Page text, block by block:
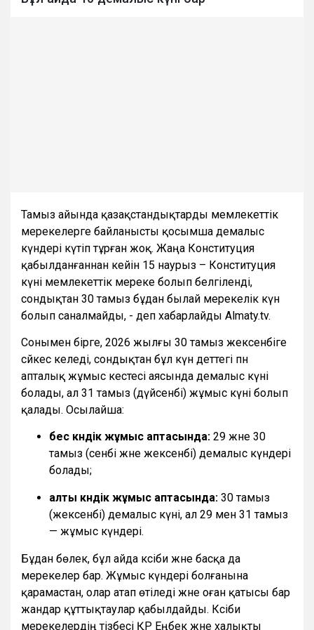
Тамыз айында қазақстандықтарды мемлекеттік
мерекелерге байланысты қосымша демалыс
күндері күтіп тұрған жоқ. Жаңа Конституция
қабылданғаннан кейін 15 наурыз – Конституция
күні мемлекеттік мереке болып белгіленді,
сондықтан 30 тамыз бұдан былай мерекелік күн
болып саналмайды, - деп хабарлайды Almaty.tv.
Сонымен бірге, 2026 жылғы 30 тамыз жексенбіге
сәйкес келеді, сондықтан бұл күн әдеттегі пән
апталық жұмыс кестесі аясында демалыс күні
болады, ал 31 тамыз (дүйсенбі) жұмыс күні болып
қалады. Осылайша:
бес күндік жұмыс аптасында: 29 және 30
тамыз (сенбі және жексенбі) демалыс күндері
болады;
алты күндік жұмыс аптасында: 30 тамыз
(жексенбі) демалыс күні, ал 29 мен 31 тамыз
— жұмыс күндері.
Бұдан бөлек, бұл айда кәсіби және басқа да
мерекелер бар. Жұмыс күндері болғанына
қарамастан, олар атап өтіледі және оған қатысы бар
жандар құттықтаулар қабылдайды. Кәсіби
мерекелердің тізбесі ҚР Еңбек және халықты